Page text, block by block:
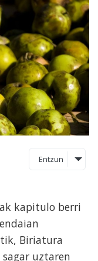
Entzun
kapitulo berri
Biriatura
uztaren